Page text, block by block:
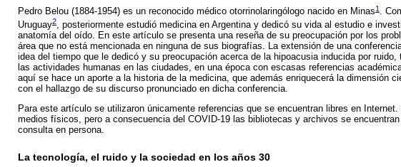
Pedro Belou (1884-1954) es un reconocido médico otorrinolaringólogo nacido en Minas1 .
Uruguay2, posteriormente estudió medicina en Argentina y dedicó su vida al estudio e
anatomía del oído. En este artículo se presenta una reseña de su preocupación por los
área que no está mencionada en ninguna de sus biografías. La extensión de una
idea del tiempo que le dedicó y su preocupación acerca de la hipoacusia inducida por
las actividades humanas en las ciudades, en una época con escasas referencias
aquí se hace un aporte a la historia de la medicina, que además enriquecerá la dimensión
con el hallazgo de su discurso pronunciado en dicha conferencia.
Para este artículo se utilizaron únicamente referencias que se encuentran libres en
medios físicos, pero a consecuencia del COVID-19 las bibliotecas y archivos se
consulta en persona.
La tecnología, el ruido y la sociedad en los años 30